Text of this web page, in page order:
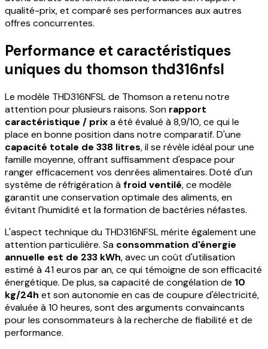
qualité-prix, et comparé ses performances aux autres
offres concurrentes.
Performance et caractéristiques
uniques du thomson thd316nfsl
Le modèle THD316NFSL de Thomson a retenu notre
attention pour plusieurs raisons. Son rapport
caractéristique / prixa été évalué à 8,9/10, ce qui le
place en bonne position dans notre comparatif. D'une
capacité totale de 338 litres, il se révèle idéal pour une
famille moyenne, offrant suffisamment d'espace pour
ranger efficacement vos denrées alimentaires. Doté d'un
système de réfrigération àfroid ventilé, ce modèle
garantit une conservation optimale des aliments, en
évitant l'humidité et la formation de bactéries néfastes.
L'aspect technique du THD316NFSL mérite également une
attention particulière. Sa consommation d'énergie
annuelle est de 233 kWh, avec un coût d'utilisation
estimé à 41 euros par an, ce qui témoigne de son efficacité
énergétique. De plus, sa capacité de congélation de 10
kg/24h et son autonomie en cas de coupure d'électricité,
évaluée à 10 heures, sont des arguments convaincants
pour les consommateurs à la recherche de fiabilité et de
performance.